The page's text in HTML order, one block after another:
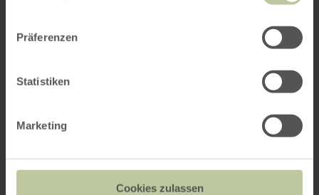
Präferenzen
Statistiken
Marketing
Cookies zulassen